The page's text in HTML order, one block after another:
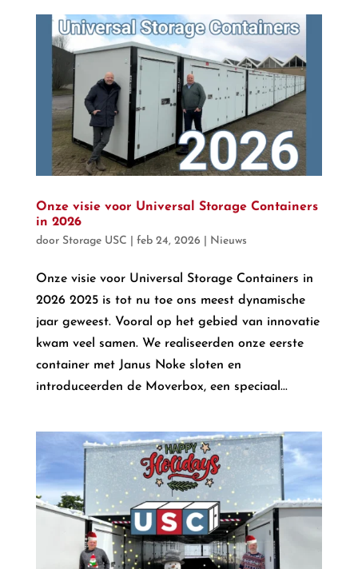
Onze visie voor Universal Storage Containers
in 2026
door Storage USC feb 24, 2026 Nieuws
Onze visie voor Universal Storage Containers in
2026 2025 is tot nu toe ons meest dynamische
jaar geweest. Vooral op het gebied van innovatie
kwam veel samen. We realiseerden onze eerste
container met Janus Noke sloten en
introduceerden de Moverbox, een speciaal...